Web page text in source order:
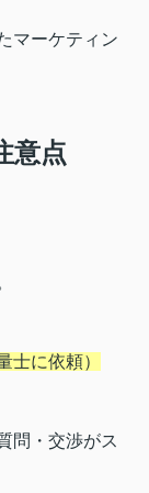
マーケティン
意点
士に依頼）
問・交渉がス